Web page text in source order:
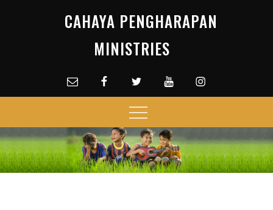
CAHAYA PENGHARAPAN
MINISTRIES
Email facebookTwitterYoutubeInstagram
Menu